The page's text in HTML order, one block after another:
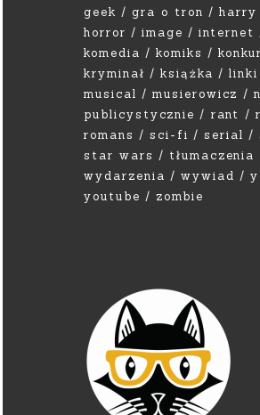
geek
gra o tron
horror
image internet
komedia
komiks
kryminał
książka linki
musical
musierowicz
publicystycznie
rant
romans
sci-fi serial
star wars
tłumaczenia
wydarzenia
wywiad
youtube
zombie